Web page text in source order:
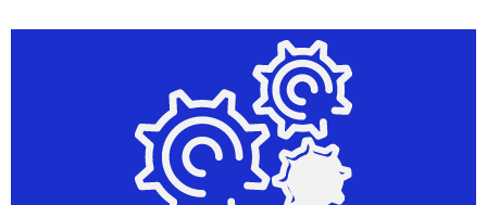
ให้ป่า
ต้นน้ำและ
ชุมชน
รับรอง
ISO/IEC17025
บริการ
การกลา